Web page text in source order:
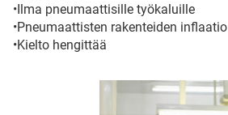
•Ilma pneumaattisille työkaluille
•Pneumaattisten rakenteiden inflaatio
•Kielto hengittää